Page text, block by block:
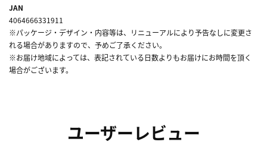
JAN
4064666331911
※パッケージ・デザイン・内容等は、リニューアルにより予告なしに変更さ
れる場合がありますので、予めご了承ください。
※お届け地域によっては、表記されている日数よりもお届けにお時間を頂く
場合がございます。
ユーザーレビュー